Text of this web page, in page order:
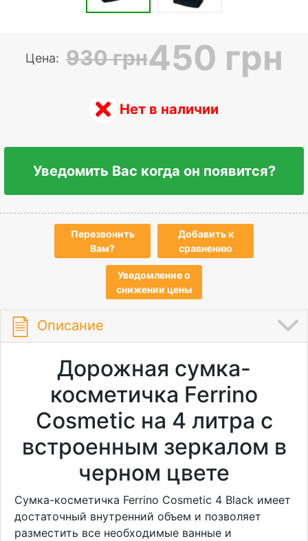
Цена: 930 грн450 грн
Нет в наличии
Уведомить Вас когда он появится?
Перезвонить
Вам?
Добавить к
сравнению
Уведомление о
снижении цены
Описание
Дорожная сумка-
косметичка Ferrino
Cosmetic на 4 литра с
встроенным зеркалом в
черном цвете
Сумка-косметичка Ferrino Cosmetic 4 Black имеет
достаточный внутренний объем и позволяет
разместить все необходимые ванные и